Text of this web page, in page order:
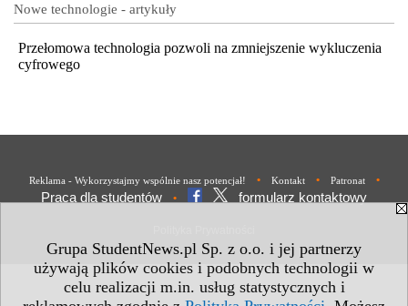
Grupa StudentNews.pl Sp. z o.o. i jej partnerzy
używają plików cookies i podobnych technologii w
celu realizacji m.in. usług statystycznych i
Nowe technologie - artykuły
Przełomowa technologia pozwoli na zmniejszenie wykluczenia
cyfrowego
Reklama - Wykorzystajmy wspólnie nasz potencjał! • Kontakt • Patronat •
Praca dla studentów • formularz kontaktowy